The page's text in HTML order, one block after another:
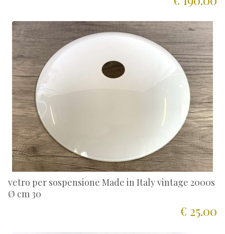
vetro per sospensione Made in Italy vintage 2000s
Ø cm 30
€ 25.00